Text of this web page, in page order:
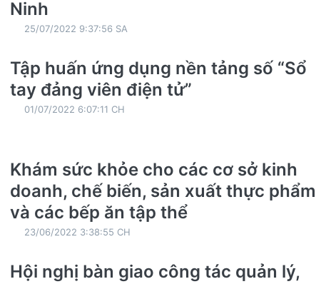
Ninh
25/07/2022 9:37:56 SA
Tập huấn ứng dụng nền tảng số “Sổ
tay đảng viên điện tử”
01/07/2022 6:07:11 CH
Khám sức khỏe cho các cơ sở kinh
doanh, chế biến, sản xuất thực phẩm
và các bếp ăn tập thể
23/06/2022 3:38:55 CH
Hội nghị bàn giao công tác quản lý,